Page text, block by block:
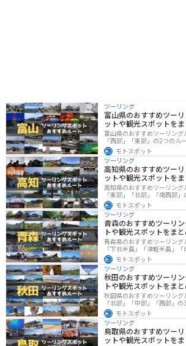
ツーリング
富山県のおすすめツー
ットや観光スポットを
富山県のおすすめツーリング
「西部」「東部」の2つのル
山と海、温泉が充実してお
自然を満喫するツーリング
にツーリングに行く際は参考
モトスポット
ツーリング
高知県のおすすめツー
ットや観光スポットを
高知県のおすすめツーリング
「東部」「北部」「南西部
山と海どちらも楽しめるス
しみ方ができます。バイク
際は参考にしてください。
モトスポット
ツーリング
青森のおすすめツーリ
トや観光スポットをま
青森県のおすすめツーリング
「下北半島」「津軽半島」
ます。自然に恵まれた風光
られる観光スポットが多く
ツーリングに行く際は参考に
モトスポット
ツーリング
秋田のおすすめツーリ
トや観光スポットをま
秋田県のおすすめツーリング
「北部」「中部」「西部」
然豊かな山々や湖、温泉地
楽しめるスポットが多数あ
ーリングに行く際は参考にし
モトスポット
ツーリング
鳥取県のおすすめツー
ットや観光スポットを